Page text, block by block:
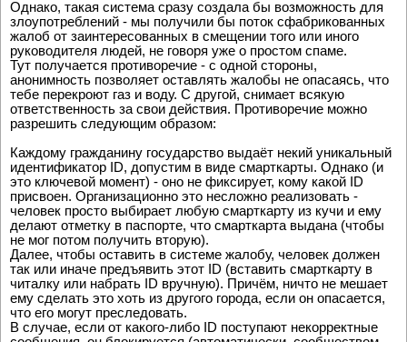
Однако, такая система сразу создала бы возможность для
злоупотреблений - мы получили бы поток сфабрикованных
жалоб от заинтересованных в смещении того или иного
руководителя людей, не говоря уже о простом спаме.
Тут получается противоречие - с одной стороны,
анонимность позволяет оставлять жалобы не опасаясь, что
тебе перекроют газ и воду. С другой, снимает всякую
ответственность за свои действия. Противоречие можно
разрешить следующим образом:
Каждому гражданину государство выдаёт некий уникальный
идентификатор ID, допустим в виде смарткарты. Однако (и
это ключевой момент) - оно не фиксирует, кому какой ID
присвоен. Организационно это несложно реализовать -
человек просто выбирает любую смарткарту из кучи и ему
делают отметку в паспорте, что смарткарта выдана (чтобы
не мог потом получить вторую).
Далее, чтобы оставить в системе жалобу, человек должен
так или иначе предъявить этот ID (вставить смарткарту в
читалку или набрать ID вручную). Причём, ничто не мешает
ему сделать это хоть из другого города, если он опасается,
что его могут преследовать.
В случае, если от какого-либо ID поступают некорректные